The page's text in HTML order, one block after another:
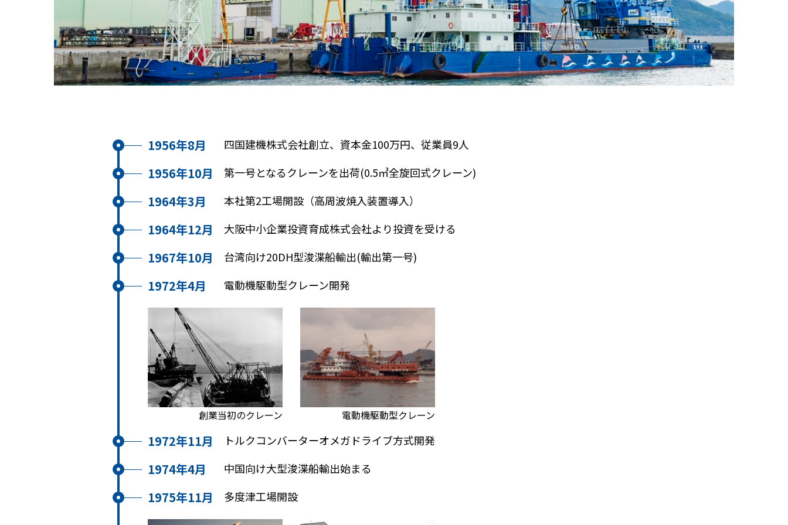
1956年8月 四国建機株式会社創立、資本金100万円、従業員9人
1956年10月 第一号となるクレーンを出荷(0.5㎥全旋回式クレーン)
1964年3月 本社第2工場開設（高周波焼入装置導入）
1964年12月 大阪中小企業投資育成株式会社より投資を受ける
1967年10月 台湾向け20DH型浚渫船輸出(輸出第一号)
1972年4月 電動機駆動型クレーン開発
創業当初のクレーン 電動機駆動型クレーン
1972年11月 トルクコンバーターオメガドライブ方式開発
1974年4月 中国向け大型浚渫船輸出始まる
1975年11月 多度津工場開設